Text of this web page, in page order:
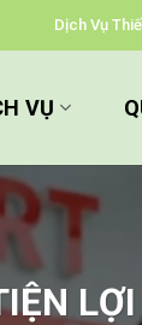
Dịch Vụ
VỤ